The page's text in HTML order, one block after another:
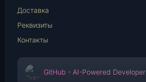
Доставка
Реквизиты
Контакты
GitHub - AI-Powered Developer